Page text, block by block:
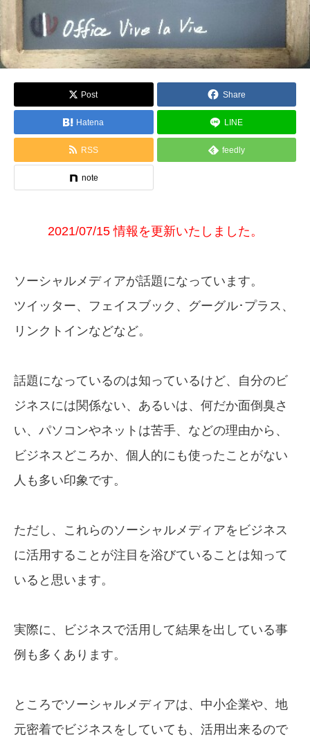
Post Share
Hatena LINE
RSS feedly
note
2021/07/15 情報を更新いたしました。
ソーシャルメディアが話題になっています。
ツイッター、フェイスブック、グーグル･プラス、
リンクトインなどなど。
話題になっているのは知っているけど、 自分のビ
ジネスには関係ない、 あるいは、 何だか面倒臭さ
い、 パソコンやネットは苦手、 などの理由から、
ビジネスどころか、 個人的にも使ったことがない
人も多い印象です。
ただし、これらのソーシャルメディアをビジネス
に活用することが注目を浴びていることは知って
いると思います。
実際に、ビジネスで活用して結果を出している事
例も 多くあります。
ところでソーシャルメディアは、中小企業や、地
元密着でビジネスを していても、活用出来るので